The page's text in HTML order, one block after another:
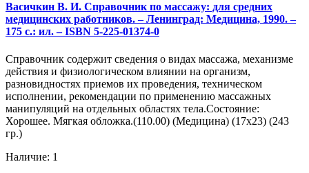
Васичкин В. И. Справочник по массажу: для средних
медицинских работников. – Ленинград: Медицина, 1990. –
175 с.: ил. – ISBN 5-225-01374-0
Справочник содержит сведения о видах массажа, механизме
действия и физиологическом влиянии на организм,
разновидностях приемов их проведения, техническом
исполнении, рекомендации по применению массажных
манипуляций на отдельных областях тела.Состояние:
Хорошее. Мягкая обложка.(110.00) (Медицина) (17х23) (243
гр.)
Наличие: 1